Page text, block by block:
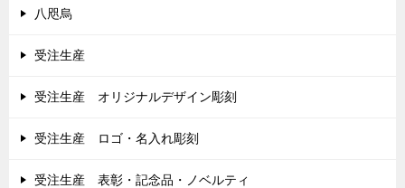
八咫烏
受注生産
受注生産 オリジナルデザイン彫刻
受注生産 ロゴ・名入れ彫刻
受注生産 表彰・記念品・ノベルティ